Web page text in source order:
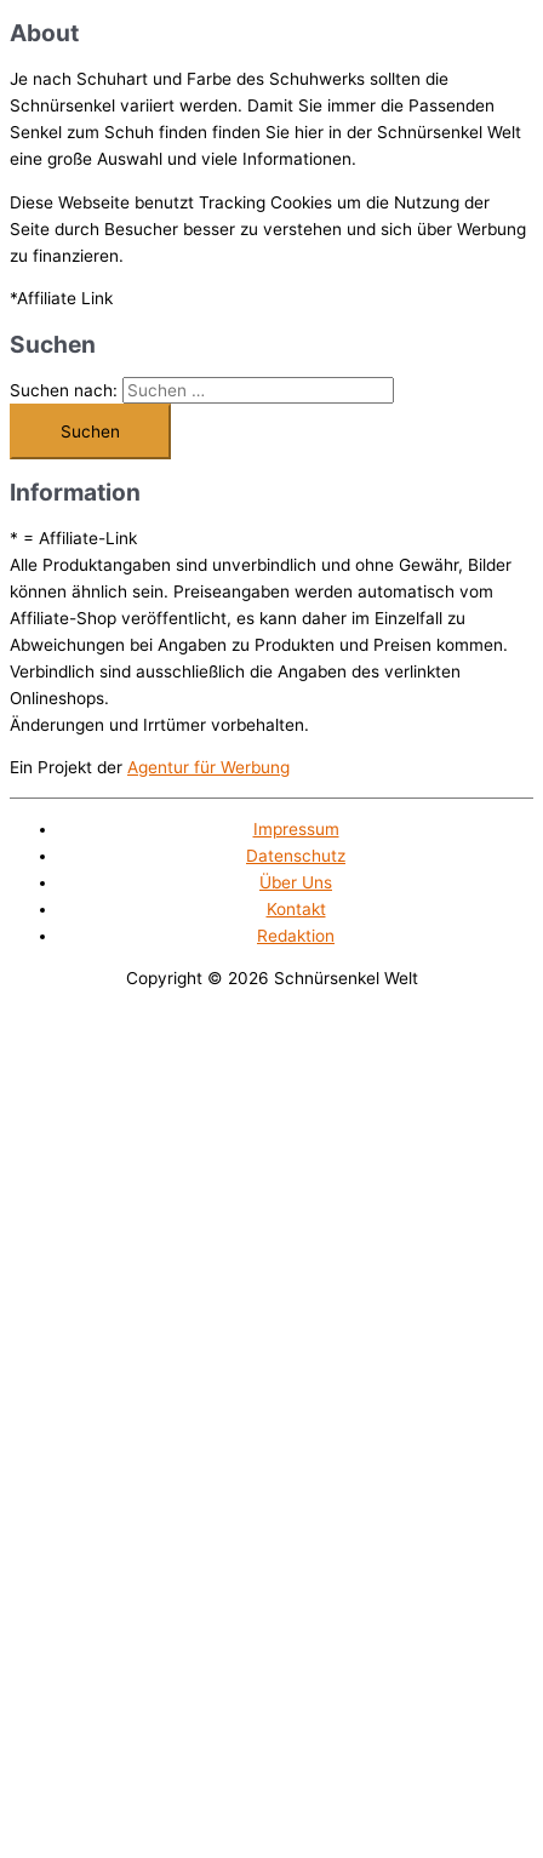
About
Je nach Schuhart und Farbe des Schuhwerks sollten die
Schnürsenkel variiert werden. Damit Sie immer die Passenden
Senkel zum Schuh finden finden Sie hier in der Schnürsenkel Welt
eine große Auswahl und viele Informationen.
Diese Webseite benutzt Tracking Cookies um die Nutzung der
Seite durch Besucher besser zu verstehen und sich über Werbung
zu finanzieren.
*Affiliate Link
Suchen
Suchen nach:
Information
* = Affiliate-Link
Alle Produktangaben sind unverbindlich und ohne Gewähr, Bilder
können ähnlich sein. Preiseangaben werden automatisch vom
Affiliate-Shop veröffentlicht, es kann daher im Einzelfall zu
Abweichungen bei Angaben zu Produkten und Preisen kommen.
Verbindlich sind ausschließlich die Angaben des verlinkten
Onlineshops.
Änderungen und Irrtümer vorbehalten.
Ein Projekt der Agentur für Werbung
Impressum
Datenschutz
Über Uns
Kontakt
Redaktion
Copyright © 2026 Schnürsenkel Welt